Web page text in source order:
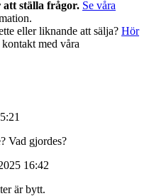
att ställa frågor. Se våra
eller liknande att sälja? Hör
med våra
Vad gjordes?
16:42
är bytt.